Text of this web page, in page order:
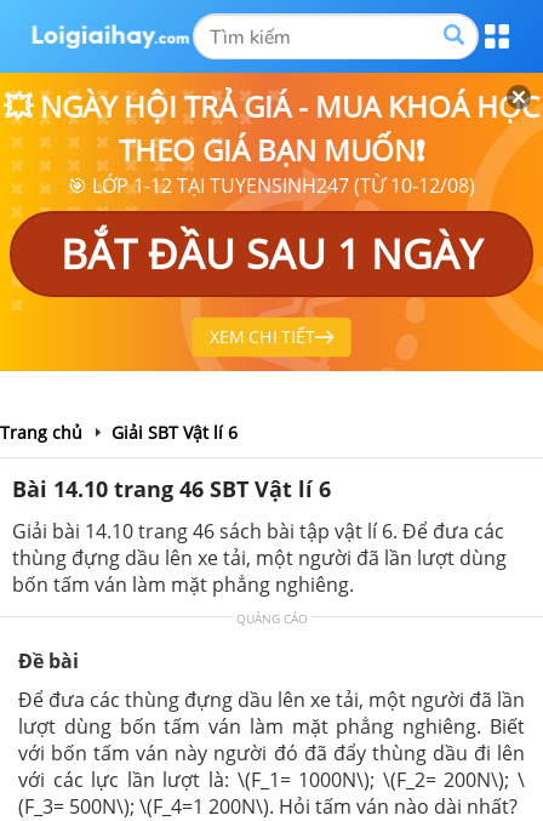
💥 NGÀY HỘI TRẢ GIÁ - MUA KHOÁ HỌC
THEO GIÁ BẠN MUỐN❗
🎯 LỚP 1-12 TẠI TUYENSINH247 (TỪ 10-12/08)
BẮT ĐẦU SAU 1 NGÀY
XEM CHI TIẾT
Trang chủ Giải SBT Vật lí 6
Bài 14.10 trang 46 SBT Vật lí 6
Giải bài 14.10 trang 46 sách bài tập vật lí 6. Để đưa các
thùng đựng dầu lên xe tải, một người đã lần lượt dùng
bốn tấm ván làm mặt phẳng nghiêng.
QUẢNG CÁO
Đề bài
Để đưa các thùng đựng dầu lên xe tải, một người đã lần
lượt dùng bốn tấm ván làm mặt phẳng nghiêng. Biết
với bốn tấm ván này người đó đã đẩy thùng dầu đi lên
với các lực lần lượt là: \(F_1= 1000N\); \(F_2= 200N\); \
(F_3= 500N\); \(F_4=1 200N\). Hỏi tấm ván nào dài nhất?